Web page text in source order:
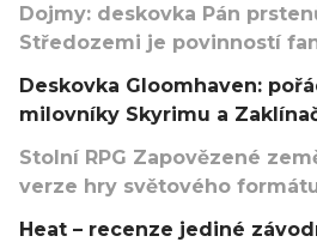
Dojmy: deskovka Pán
Středozemi je povinností
Deskovka Gloomhaven:
milovníky Skyrimu a
Stolní RPG Zapovězené
verze hry světového
Heat – recenze jediné